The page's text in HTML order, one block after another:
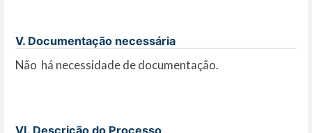
V. Documentação necessária
Não há necessidade de documentação.